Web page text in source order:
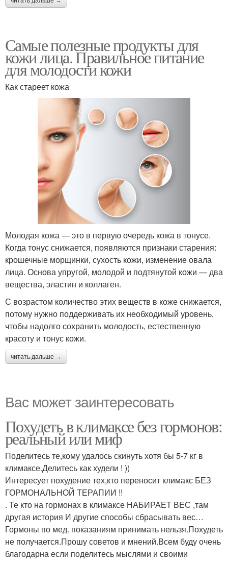
Самые полезные продукты для
кожи лица. Правильное питание
для молодости кожи
Как стареет кожа
Молодая кожа — это в первую очередь кожа в тонусе.
Когда тонус снижается, появляются признаки старения:
крошечные морщинки, сухость кожи, изменение овала
лица. Основа упругой, молодой и подтянутой кожи — два
вещества, эластин и коллаген.
С возрастом количество этих веществ в коже снижается,
потому нужно поддерживать их необходимый уровень,
чтобы надолго сохранить молодость, естественную
красоту и тонус кожи.
читать дальше →
Вас может заинтересовать
Похудеть в климаксе без гормонов:
реальный или миф
Поделитесь те,кому удалось скинуть хотя бы 5-7 кг в
климаксе.Делитесь как худели ! ))
Интересует похудение тех,кто переносит климакс БЕЗ
ГОРМОНАЛЬНОЙ ТЕРАПИИ !!
. Те кто на гормонах в климаксе НАБИРАЕТ ВЕС ,там
другая история И другие способы сбрасывать вес…
Гормоны по мед. показаниям принимать нельзя.Похудеть
не получается.Прошу советов и мнений.Всем буду очень
благодарна если поделитесь мыслями и своими